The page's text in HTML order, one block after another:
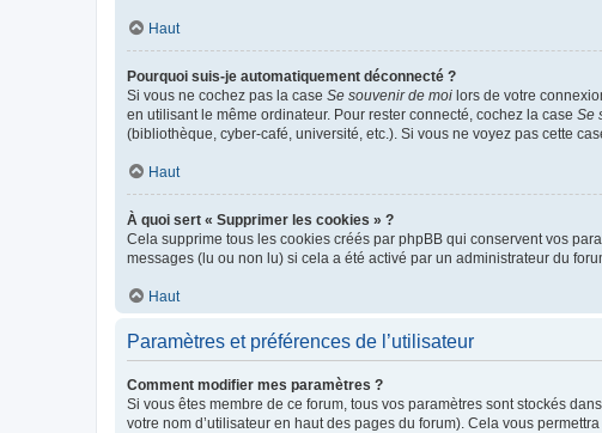
Haut
Pourquoi suis-je automatiquement déconnecté ?
Si vous ne cochez pas la case Se souvenir de moi lors de votre
en utilisant le même ordinateur. Pour rester connecté, cochez la case Se
(bibliothèque, cyber-café, université, etc.). Si vous ne voyez pas cette
Haut
À quoi sert « Supprimer les cookies » ?
Cela supprime tous les cookies créés par phpBB qui conservent vos
messages (lu ou non lu) si cela a été activé par un administrateur du
Haut
Paramètres et préférences de l’utilisateur
Comment modifier mes paramètres ?
Si vous êtes membre de ce forum, tous vos paramètres sont stockés
votre nom d’utilisateur en haut des pages du forum). Cela vous